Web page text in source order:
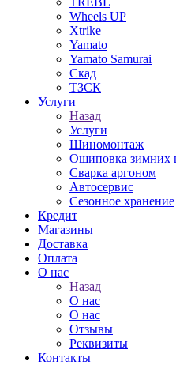
Wheels UP
Xtrike
Yamato
Yamato Samurai
Скад
ТЗСК
Услуги
Назад
Услуги
Шиномонтаж
Ошиповка зимних
Сварка аргоном
Автосервис
Сезонное хранение
Кредит
Магазины
Доставка
Оплата
О нас
Назад
О нас
О нас
Отзывы
Реквизиты
Контакты